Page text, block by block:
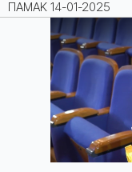
ΠΑΜΑΚ 14-01-2025